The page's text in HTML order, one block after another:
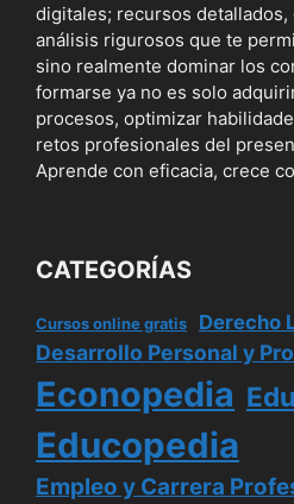
digitales; recursos detallados,
análisis rigurosos que te
sino realmente dominar los
formarse ya no es solo
procesos, optimizar
retos profesionales del
Aprende con eficacia, crece
CATEGORÍAS
Cursos online gratis Derecho
Desarrollo Personal y
Econopedia
Educopedia
Empleo y Carrera